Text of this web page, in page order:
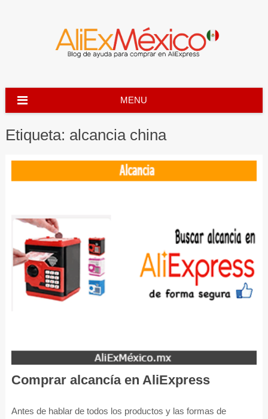
MENU
Etiqueta: alcancia china
Comprar alcancía en AliExpress
Antes de hablar de todos los productos y las formas de